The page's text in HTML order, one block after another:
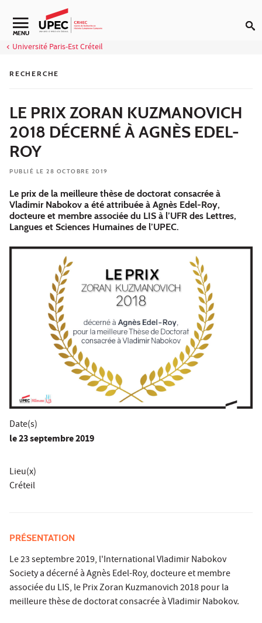
Aller au contenu
MENU
Université Paris-Est Créteil
RECHERCHE
LE PRIX ZORAN KUZMANOVICH
2018 DÉCERNÉ À AGNÈS EDEL-
ROY
PUBLIÉ LE 28 OCTOBRE 2019
Le prix de la meilleure thèse de doctorat consacrée à
Vladimir Nabokov a été attribuée à Agnès Edel-Roy,
docteure et membre associée du LIS à l’UFR des Lettres,
Langues et Sciences Humaines de l’UPEC.
Date(s)
le23 septembre 2019
Lieu(x)
Créteil
PRÉSENTATION
Le 23 septembre 2019, l'International Vladimir Nabokov
Society a décerné à Agnès Edel-Roy, docteure et membre
associée du LIS, le Prix Zoran Kuzmanovich 2018 pour la
meilleure thèse de doctorat consacrée à Vladimir Nabokov.